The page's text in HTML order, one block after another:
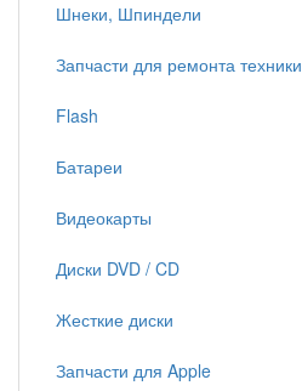
Шнеки, Шпиндели
Запчасти для ремонта техники
Flash
Батареи
Видеокарты
Диски DVD / CD
Жесткие диски
Запчасти для Apple